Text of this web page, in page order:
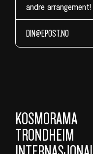
andre arrangement!
KOSMORAMA
TRONDHEIM